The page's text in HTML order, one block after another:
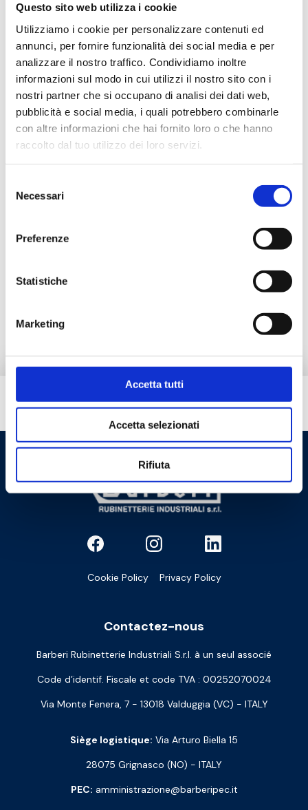
Questo sito web utilizza i cookie
Utilizziamo i cookie per personalizzare contenuti ed
annunci, per fornire funzionalità dei social media e per
analizzare il nostro traffico. Condividiamo inoltre
informazioni sul modo in cui utilizzi il nostro sito con i
nostri partner che si occupano di analisi dei dati web,
pubblicità e social media, i quali potrebbero combinarle
con altre informazioni che hai fornito loro o che hanno
raccolto dal tuo utilizzo dei loro servizi.
delNecessari
Preferenze
Statistiche
Marketing
Accetta tutti
Accetta selezionati
Rifiuta
020020000KV
020025000KV G 1 F
020040000KV G 1 1/2 F
020050000KV G 2 F
Besoin d’aide ?
Cookie Policy Privacy Policy
Contactez-nous
Barberi Rubinetterie Industriali S.r.l. à un seul associé
Code d’identif. Fiscale et code TVA : 00252070024
Via Monte Fenera, 7 - 13018 Valduggia (VC) - ITALY
Siège logistique: Via Arturo Biella 15
28075 Grignasco (NO) - ITALY
PEC: amministrazione@barberipec.it